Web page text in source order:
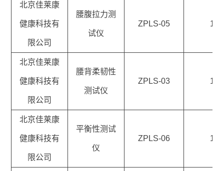
北京佳莱康
健康科技有
限公司
腰腹拉力测
试仪
ZPLS-05 1
北京佳莱康
健康科技有
限公司
腰背柔韧性
测试仪
ZPLS-03 1
北京佳莱康
健康科技有
限公司
平衡性测试
仪
ZPLS-06 1